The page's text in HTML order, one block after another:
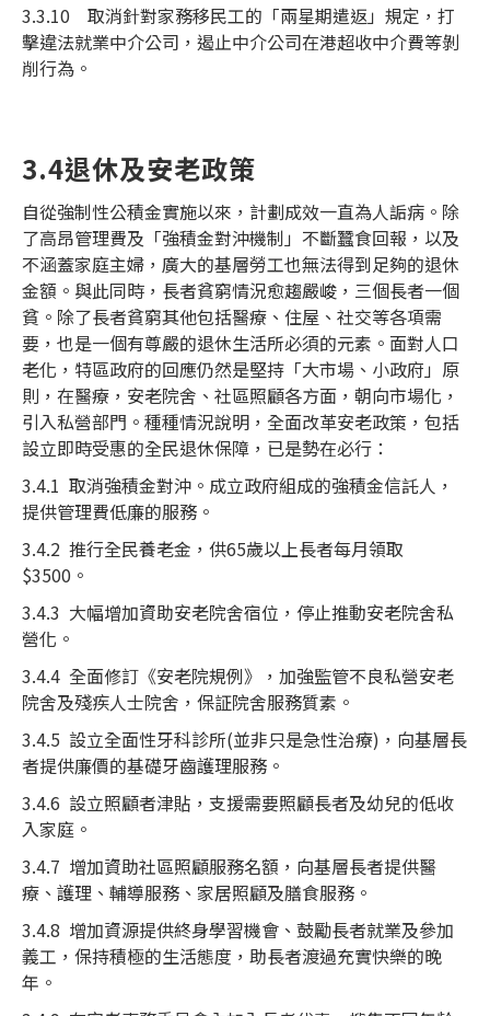
3.3.10 取消針對家務移民工的「兩星期遣返」規定，打
擊違法就業中介公司，遏止中介公司在港超收中介費等剝
削行為。
3.4退休及安老政策
自從強制性公積金實施以來，計劃成效一直為人詬病。除
了高昂管理費及「強積金對沖機制」不斷蠶食回報，以及
不涵蓋家庭主婦，廣大的基層勞工也無法得到足夠的退休
金額。與此同時，長者貧窮情況愈趨嚴峻，三個長者一個
貧。除了長者貧窮其他包括醫療、住屋、社交等各項需
要，也是一個有尊嚴的退休生活所必須的元素。面對人口
老化，特區政府的回應仍然是堅持「大市場、小政府」原
則，在醫療，安老院舍、社區照顧各方面，朝向市場化，
引入私營部門。種種情況說明，全面改革安老政策，包括
設立即時受惠的全民退休保障，已是勢在必行：
3.4.1 取消強積金對沖。成立政府組成的強積金信託人，
提供管理費低廉的服務。
3.4.2 推行全民養老金，供65歲以上長者每月領取
$3500。
3.4.3 大幅增加資助安老院舍宿位，停止推動安老院舍私
營化。
3.4.4 全面修訂《安老院規例》，加強監管不良私營安老
院舍及殘疾人士院舍，保証院舍服務質素。
3.4.5 設立全面性牙科診所(並非只是急性治療)，向基層長
者提供廉價的基礎牙齒護理服務。
3.4.6 設立照顧者津貼，支援需要照顧長者及幼兒的低收
入家庭。
3.4.7 增加資助社區照顧服務名額，向基層長者提供醫
療、護理、輔導服務、家居照顧及膳食服務。
3.4.8 增加資源提供終身學習機會、鼓勵長者就業及參加
義工，保持積極的生活態度，助長者渡過充實快樂的晚
年。